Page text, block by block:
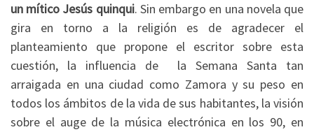
un mítico Jesús quinqui. Sin embargo en una novela que
gira en torno a la religión es de agradecer el
planteamiento que propone el escritor sobre esta
cuestión, la influencia de la Semana Santa tan
arraigada en una ciudad como Zamora y su peso en
todos los ámbitos de la vida de sus habitantes, la visión
sobre el auge de la música electrónica en los 90, en